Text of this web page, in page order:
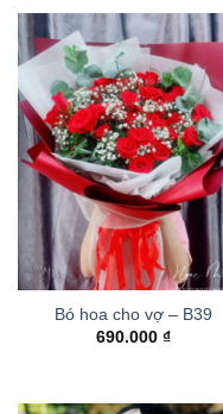
Bó hoa cho vợ – B39
690.000 ₫